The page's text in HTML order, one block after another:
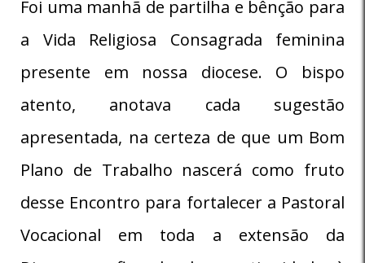
Foi uma manhã de partilha e bênção para
a Vida Religiosa Consagrada feminina
presente em nossa diocese. O bispo
atento, anotava cada sugestão
apresentada, na certeza de que um Bom
Plano de Trabalho nascerá como fruto
desse Encontro para fortalecer a Pastoral
Vocacional em toda a extensão da